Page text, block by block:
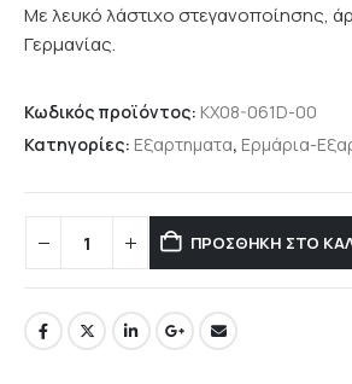
Με λευκό λάστιχο στεγανοποίησης,
Γερμανίας.
Κωδικός προϊόντος: KX08-061D-00
Κατηγορίες: Εξαρτηματα, Ερμάρια-
ΠΡΟΣΘΉΚΗ ΣΤΟ